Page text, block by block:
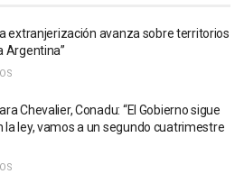
extranjerización avanza sobre territorios
Argentina”
Chevalier, Conadu: “El Gobierno sigue
la ley, vamos a un segundo cuatrimestre